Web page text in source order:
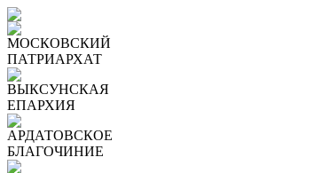
МОСКОВСКИЙ
ПАТРИАРХАТ
ВЫКСУНСКАЯ
ЕПАРХИЯ
АРДАТОВСКОЕ
БЛАГОЧИНИЕ